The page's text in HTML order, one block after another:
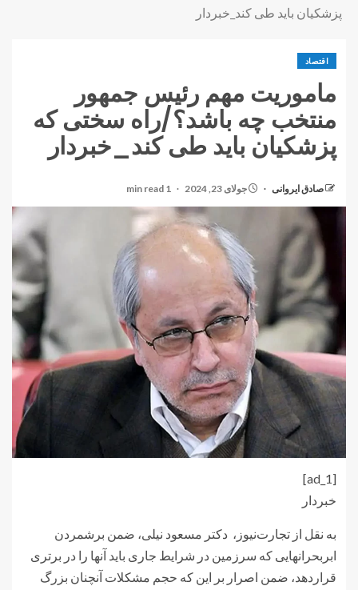
پزشکیان باید طی کند_خبردار
اقتصاد
ماموریت مهم رئیس جمهور
منتخب چه باشد؟/راه سختی که
پزشکیان باید طی کند_خبردار
صادق ایروانی جولای 23, 2024 1 min read
[ad_1]
خبردار
به نقل از تجارت‌نیوز، دکتر مسعود نیلی، ضمن برشمردن
ابربحرانهایی که سرزمین در شرایط جاری باید آنها را در برتری
قراردهد، ضمن اصرار بر این که حجم مشکلات آنچنان بزرگ